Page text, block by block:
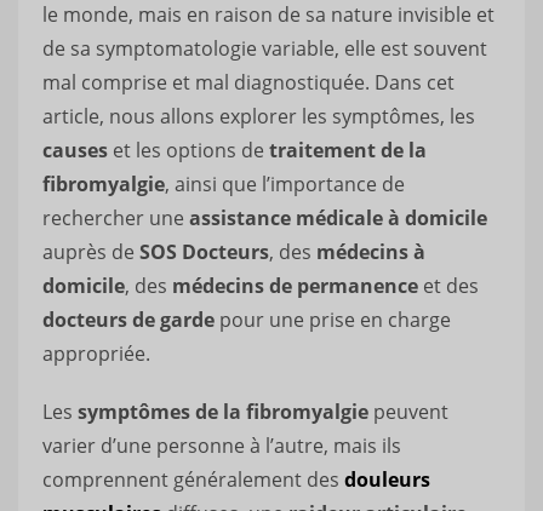
le monde, mais en raison de sa nature invisible et
de sa symptomatologie variable, elle est souvent
mal comprise et mal diagnostiquée. Dans cet
article, nous allons explorer les symptômes, les
causes et les options de traitement de la
fibromyalgie, ainsi que l’importance de
rechercher une assistance médicaleà domicile
auprès de SOS Docteurs, des médecins à
domicile, des médecins de permanence et des
docteurs de garde pour une prise en charge
appropriée.
Les symptômes de la fibromyalgie peuvent
varier d’une personne à l’autre, mais ils
comprennent généralement des douleurs